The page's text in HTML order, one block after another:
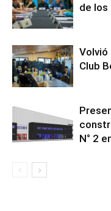
de los
Volvió
Club
N° 2